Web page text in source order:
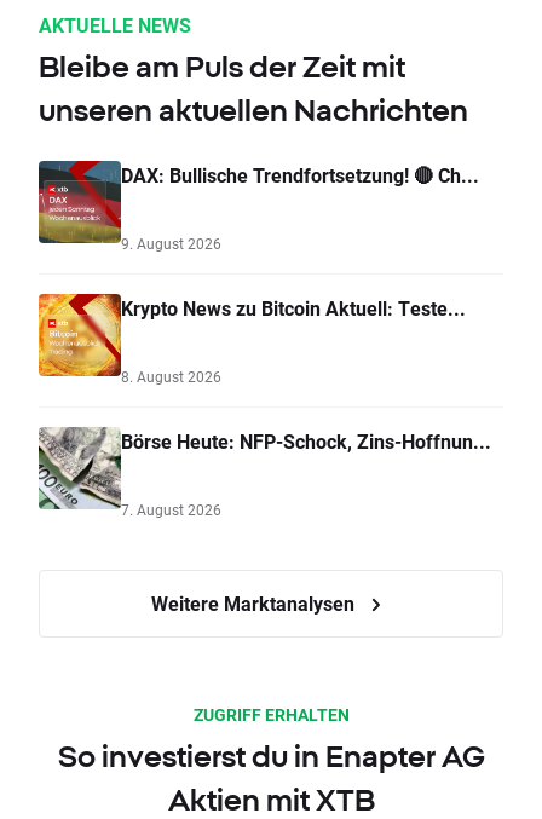
AKTUELLE NEWS
Bleibe am Puls der Zeit mit
unseren aktuellen Nachrichten
DAX: Bullische Trendfortsetzung! 🔴 Ch...
9. August 2026
Krypto News zu Bitcoin Aktuell: Teste...
8. August 2026
Börse Heute: NFP-Schock, Zins-Hoffnun...
7. August 2026
Weitere Marktanalysen
ZUGRIFF ERHALTEN
So investierst du in Enapter AG
Aktien mit XTB